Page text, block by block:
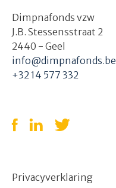
Dimpnafonds vzw
J.B. Stessensstraat 2
2440 - Geel
info@dimpnafonds.be
+32 14 577 332
Privacyverklaring